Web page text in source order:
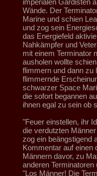
imperialen Gardisten
Wände. Der
Marine und schien
und zog sein
das Energiefeld
Nahkämpfer und
mit einem Terminator
ausholen wollte
flimmern und dann zu
flimmernde
schwarzer Space
die sofort begannen
ihnen egal zu sein ob
"Feuer einstellen, ihr
die verdutzten
zog ein beängstigend
Kommentar auf einen
Männern davor, zu
anderen
"Los Männer! Die